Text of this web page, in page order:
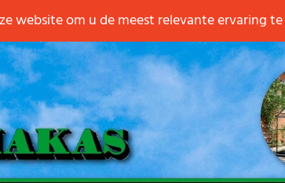
website om u de meest relevante ervaring